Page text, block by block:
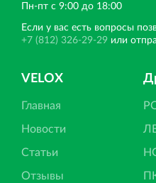
Пн‐пт с 9:00 до 18:00
Если у вас есть вопросы
+7 (812) 326-29-29 или
VELOX
Главная
Новости
Статьи
Отзывы